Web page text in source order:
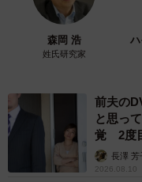
森岡 浩
姓氏研究家
前夫の
と思っ
覚 2度
す【夫
長澤 芳
2026.08.10